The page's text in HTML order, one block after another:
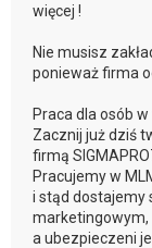
więcej !
Nie musisz
ponieważ firma
Praca dla osób
Zacznij już dziś
firmą
Pracujemy w
i stąd dostajemy
marketingowym,
a ubezpieczeni